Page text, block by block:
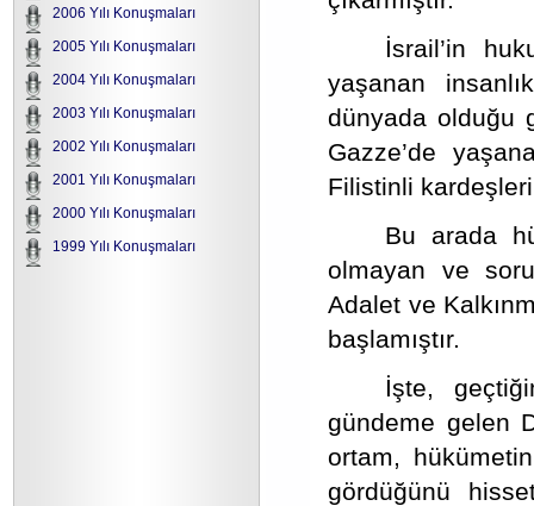
2006 Yılı Konuşmaları
2005 Yılı Konuşmaları
2004 Yılı Konuşmaları
2003 Yılı Konuşmaları
2002 Yılı Konuşmaları
2001 Yılı Konuşmaları
2000 Yılı Konuşmaları
1999 Yılı Konuşmaları
İsrail’in
yaşanan
dünyada olduğu
Gazze’de
Filistinli
Bu arada
olmayan ve
Adalet ve
başlamıştır.
İşte,
gündeme gelen
ortam,
gördüğünü